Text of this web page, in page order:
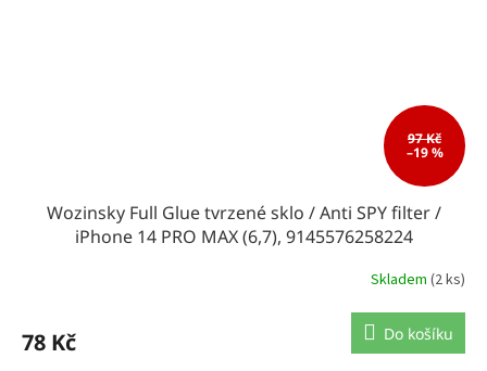
97 Kč
–19 %
Wozinsky Full Glue tvrzené sklo / Anti SPY filter /
iPhone 14 PRO MAX (6,7), 9145576258224
Skladem (2 ks)
78 Kč Do košíku